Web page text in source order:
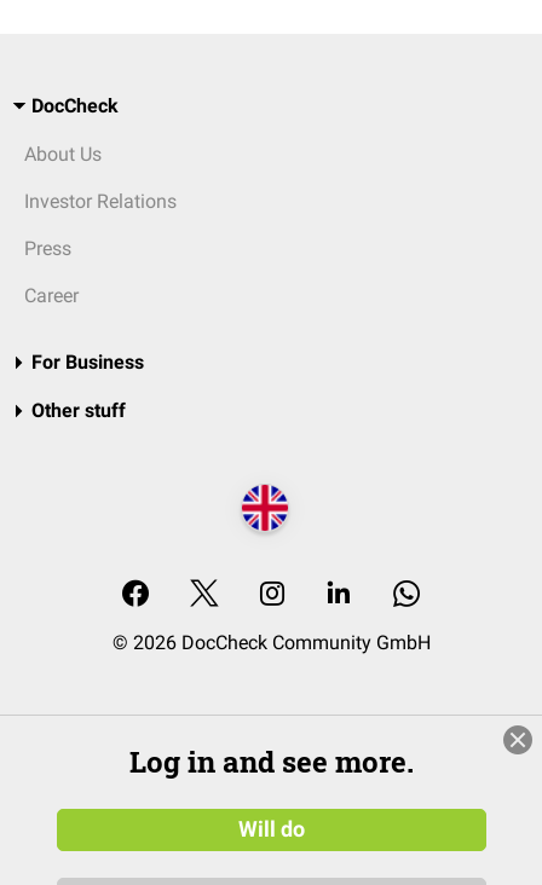
DocCheck
About Us
Investor Relations
Press
Career
For Business
Other stuff
© 2026 DocCheck Community GmbH
Log in and see more.
Will do